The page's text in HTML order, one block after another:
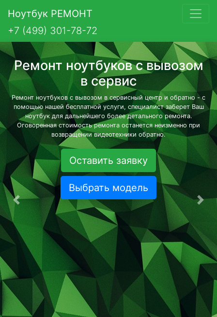
Ноутбук РЕМОНТ
+7 (499) 301-78-72
Ремонт ноутбуков с вывозом
в сервис
Ремонт ноутбуков с вывозом в сервисный центр и обратно - с
помощью нашей бесплатной услуги, специалист заберет Ваш
ноутбук для дальнейшего более детального ремонта.
Оговоренная стоимость ремонта останется неизменно при
возвращении видеотехники обратно.
Оставить заявку
Выбрать модель
Предыдущая